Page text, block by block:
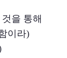
을 통해
이라)